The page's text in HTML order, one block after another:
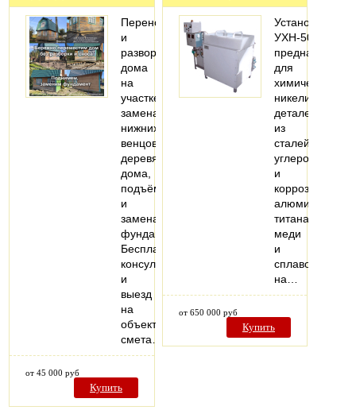
Перенос
и
разворот
дома
на
участке,
замена
нижних
венцов
деревянного
дома,
подъём
и
замена
фундамента.
Бесплатная
консультация
и
выезд
на
объект,
смета…
от 45 000 руб
Купить
Установка
УХН-50М
предназначена
для
химического
никелирования
деталей
из
сталей
углеродистой
и
алюминия,
титана,
меди
и
сплавов
на…
от 650 000 руб
Купить